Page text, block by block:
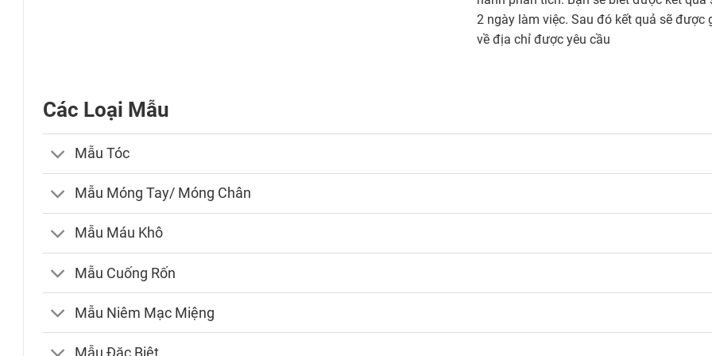
2 ngày làm việc. Sau đó kết quả sẽ được
về địa chỉ được yêu cầu
Các Loại Mẫu
Mẫu Tóc
Mẫu Móng Tay/ Móng Chân
Mẫu Máu Khô
Mẫu Cuống Rốn
Mẫu Niêm Mạc Miệng
Mẫu Đặc Biệt